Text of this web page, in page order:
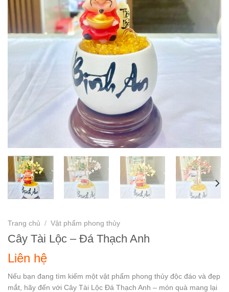
Trang chủ / Vật phẩm phong thủy
Cây Tài Lộc – Đá Thạch Anh
Liên hệ
Nếu bạn đang tìm kiếm một vật phẩm phong thủy độc đáo và đẹp
mắt, hãy đến với Cây Tài Lộc Đá Thạch Anh – món quà mang lại